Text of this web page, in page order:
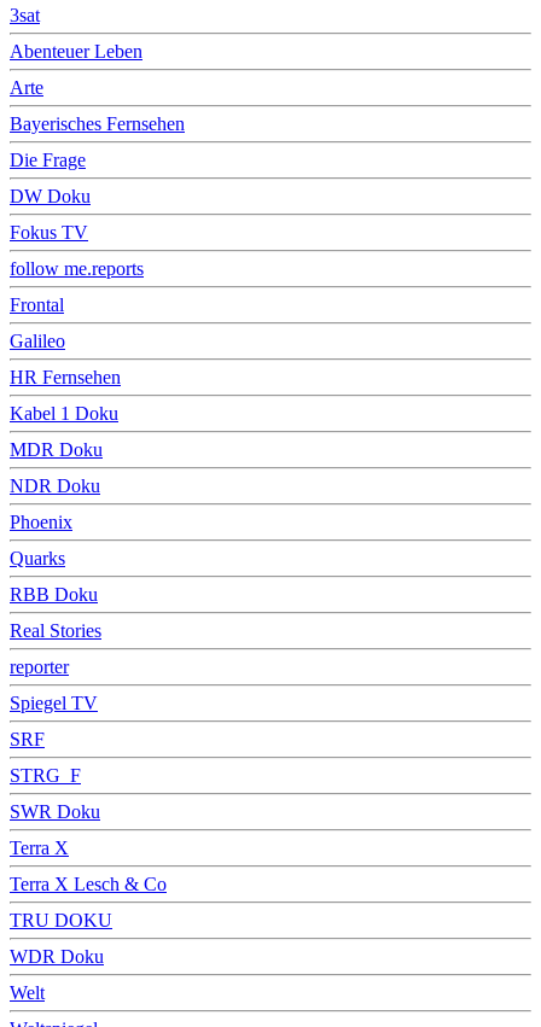
3sat
Abenteuer Leben
Arte
Bayerisches Fernsehen
Die Frage
DW Doku
Fokus TV
follow me.reports
Frontal
Galileo
HR Fernsehen
Kabel 1 Doku
MDR Doku
NDR Doku
Phoenix
Quarks
RBB Doku
Real Stories
reporter
Spiegel TV
SRF
STRG_F
SWR Doku
Terra X
Terra X Lesch & Co
TRU DOKU
WDR Doku
Welt